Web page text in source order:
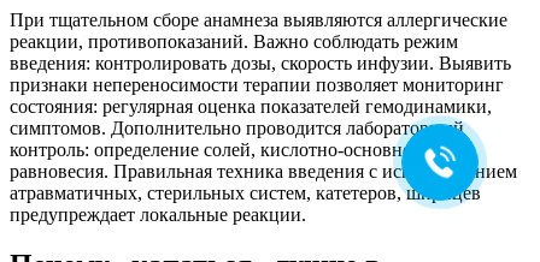
Здравствуйте! Готова помочь
вам. Напишите мне, если у
вас появятся вопросы.
При тщательном сборе анамнеза выявляются аллергические
реакции, противопоказаний. Важно соблюдать режим
введения: контролировать дозы, скорость инфузии. Выявить
признаки непереносимости терапии позволяет мониторинг
состояния: регулярная оценка показателей гемодинамики,
симптомов. Дополнительно проводится лабораторный
контроль: определение солей, кислотно-основного
равновесия. Правильная техника введения с использованием
атравматичных, стерильных систем, катетеров, шприцев
предупреждает локальные реакции.